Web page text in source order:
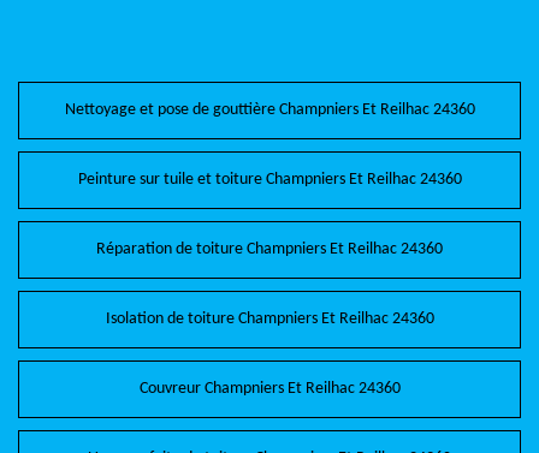
Nettoyage et pose de gouttière Champniers Et Reilhac 24360
Peinture sur tuile et toiture Champniers Et Reilhac 24360
Réparation de toiture Champniers Et Reilhac 24360
Isolation de toiture Champniers Et Reilhac 24360
Couvreur Champniers Et Reilhac 24360